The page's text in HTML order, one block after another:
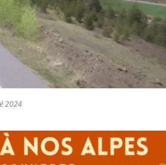
2024